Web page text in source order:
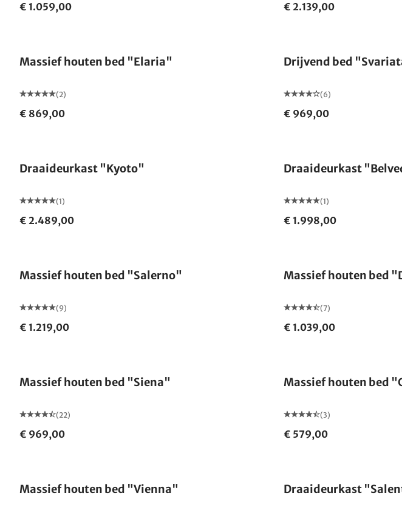
€ 1.059,00 € 2.139,00
Massief houten bed "Elaria"
(2)
€ 869,00
Drijvend bed
(6)
€ 969,00
Draaideurkast "Kyoto"
(1)
€ 2.489,00
Draaideurkast
(1)
€ 1.998,00
Massief houten bed "Salerno"
(9)
€ 1.219,00
Massief houten bed
(7)
€ 1.039,00
Massief houten bed "Siena"
(22)
€ 969,00
Massief houten bed
(3)
€ 579,00
Massief houten bed "Vienna" Draaideurkast